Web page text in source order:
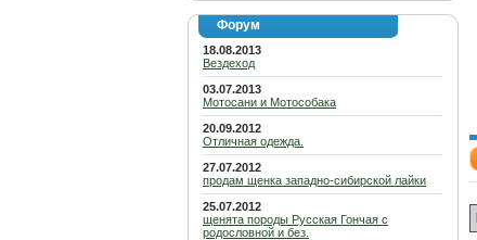
Форум
18.08.2013
Вездеход
03.07.2013
Мотосани и Мотособака
20.09.2012
Отличная одежда.
27.07.2012
продам щенка западно-сибирской лайки
25.07.2012
щенята породы Русская Гончая с
родословной и без.